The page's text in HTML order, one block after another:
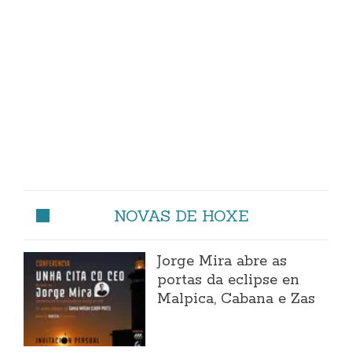
NOVAS DE HOXE
Jorge Mira abre as
portas da eclipse en
Malpica, Cabana e Zas